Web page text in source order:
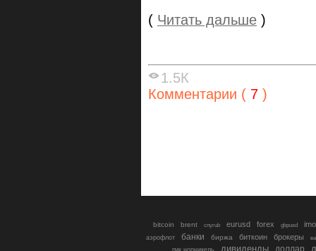
( Читать дальше )
1.5К
Комментарии ( 7 )
bitcoin brent cnyrub eurusd forex gbpusd
аэрофлот банки биржа биткоин брокеры
гмк норникель
дивиденды доллар